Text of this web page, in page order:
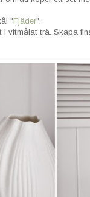
"Fjäder".
i vitmålat trä. Skapa